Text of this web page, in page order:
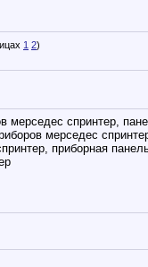
1 2)